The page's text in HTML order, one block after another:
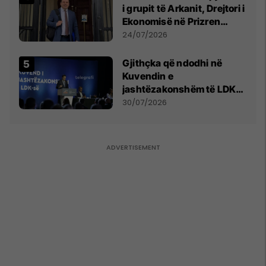
i grupit të Arkanit, Drejtori i
Ekonomisë në Prizren
mohon pretendimet
24/07/2026
Gjithçka që ndodhi në
Kuvendin e
jashtëzakonshëm të LDK-
së
30/07/2026